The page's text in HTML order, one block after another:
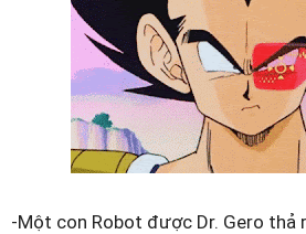
-Một con Robot được Dr. Gero thả